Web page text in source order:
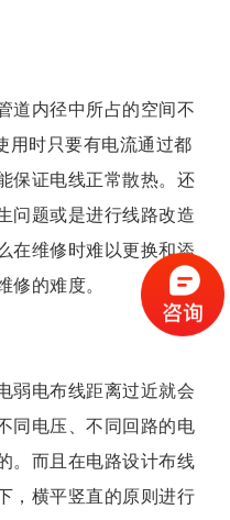
道内径中所占的空间不
用时只要有电流通过都
保证电线正常散热。还
问题或是进行线路改造
在维修时难以更换和添
修的难度。
弱电布线距离过近就会
同电压、不同回路的电
。而且在电路设计布线
，横平竖直的原则进行